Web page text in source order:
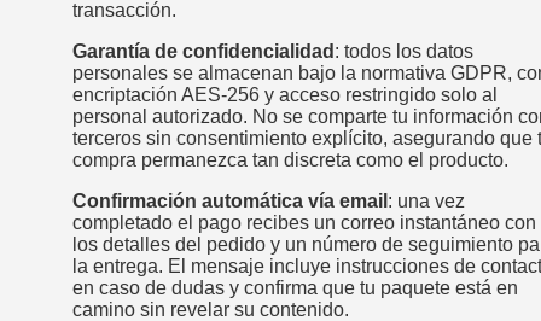
transacción.
Garantía de confidencialidad : todos los datos
personales se almacenan bajo la normativa GDPR,
encriptación AES‑256 y acceso restringido solo al
personal autorizado. No se comparte tu información
terceros sin consentimiento explícito, asegurando que
compra permanezca tan discreta como el producto.
Confirmación automática vía email : una vez
completado el pago recibes un correo instantáneo con
los detalles del pedido y un número de seguimiento
la entrega. El mensaje incluye instrucciones de
en caso de dudas y confirma que tu paquete está en
camino sin revelar su contenido.